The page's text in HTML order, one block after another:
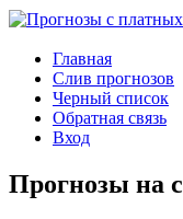
Перейти
содержимому
Прогнозы с платных
Слив прогнозов с
Главная
Слив прогнозов
Черный список
Обратная связь
Вход
Прогнозы на